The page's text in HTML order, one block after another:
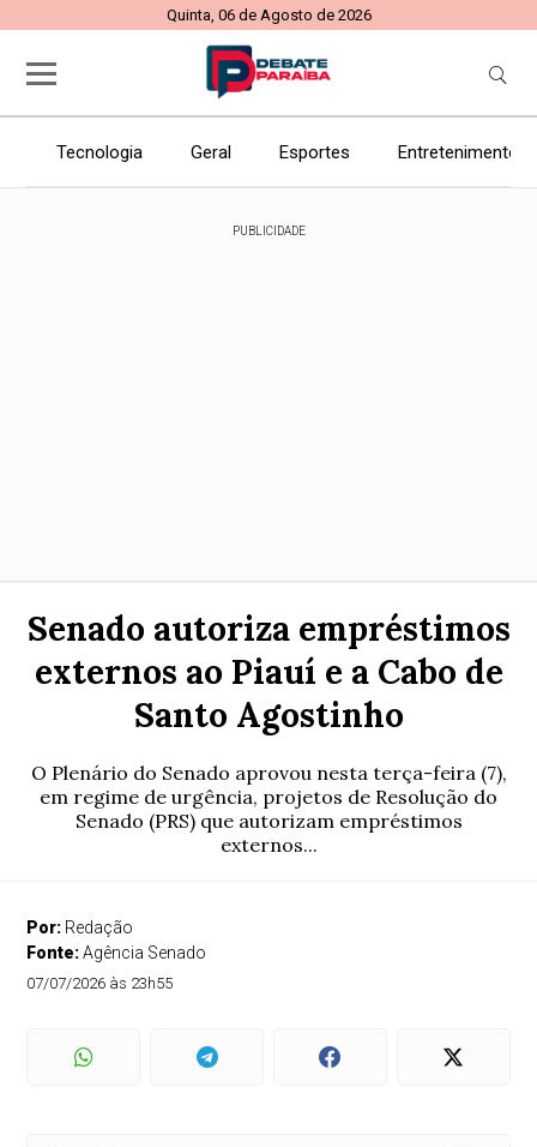
Quinta, 06 de Agosto de 2026
Tecnologia Geral Esportes Entretenimento
PUBLICIDADE
Senado autoriza empréstimos
externos ao Piauí e a Cabo de
Santo Agostinho
O Plenário do Senado aprovou nesta terça-feira (7),
em regime de urgência, projetos de Resolução do
Senado (PRS) que autorizam empréstimos
externos...
Por: Redação
Fonte:Agência Senado
07/07/2026 às 23h55